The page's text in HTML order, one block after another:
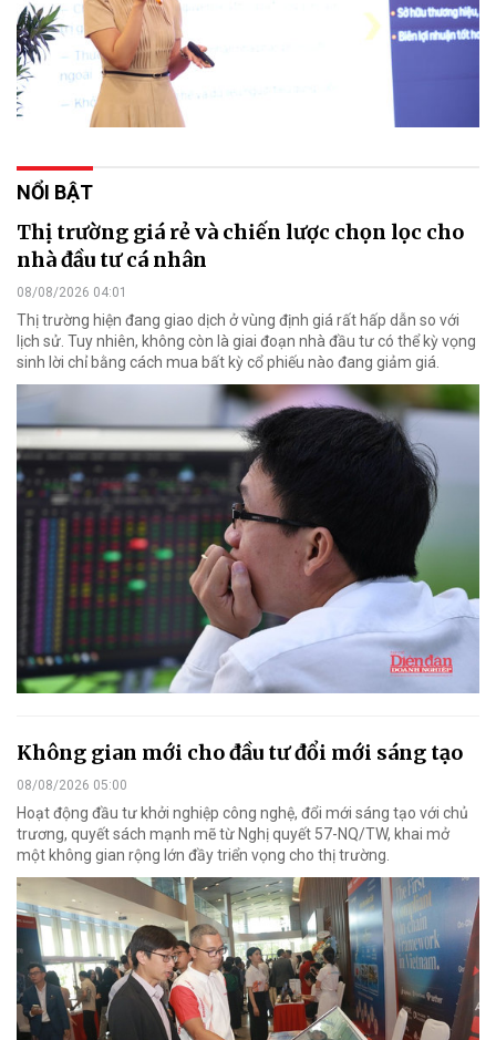
NỔI BẬT
Thị trường giá rẻ và chiến lược chọn lọc cho
nhà đầu tư cá nhân
08/08/2026 04:01
Thị trường hiện đang giao dịch ở vùng định giá rất hấp dẫn so với
lịch sử. Tuy nhiên, không còn là giai đoạn nhà đầu tư có thể kỳ vọng
sinh lời chỉ bằng cách mua bất kỳ cổ phiếu nào đang giảm giá.
Không gian mới cho đầu tư đổi mới sáng tạo
08/08/2026 05:00
Hoạt động đầu tư khởi nghiệp công nghệ, đổi mới sáng tạo với chủ
trương, quyết sách mạnh mẽ từ Nghị quyết 57-NQ/TW, khai mở
một không gian rộng lớn đầy triển vọng cho thị trường.